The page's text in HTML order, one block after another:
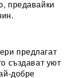
предавайки
предлагат
създават уют
добре